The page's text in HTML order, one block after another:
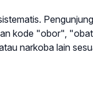
kode "obor",
narkoba lain